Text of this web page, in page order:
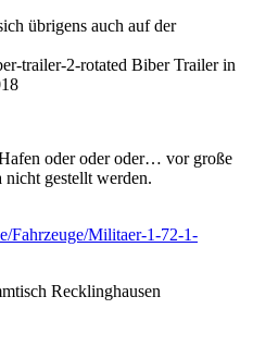
übrigens auch auf der
oder oder oder… vor große
nicht gestellt werden.
Fahrzeuge/Militaer-1-72-1-
Recklinghausen